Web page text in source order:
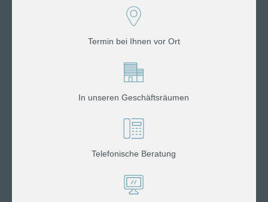
Termin bei Ihnen vor Ort
In unseren Geschäftsräumen
Telefonische Beratung